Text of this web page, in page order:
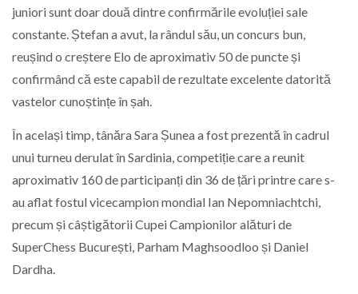
juniori sunt doar două dintre confirmările evoluției sale
constante. Ștefan a avut, la rândul său, un concurs bun,
reușind o creștere Elo de aproximativ 50 de puncte și
confirmând că este capabil de rezultate excelente datorită
vastelor cunoștințe în șah.
În același timp, tânăra Sara Șunea a fost prezentă în cadrul
unui turneu derulat în Sardinia, competiție care a reunit
aproximativ 160 de participanți din 36 de țări printre care s-
au aflat fostul vicecampion mondial Ian Nepomniachtchi,
precum și câștigătorii Cupei Campionilor alături de
SuperChess București, Parham Maghsoodloo și Daniel
Dardha.